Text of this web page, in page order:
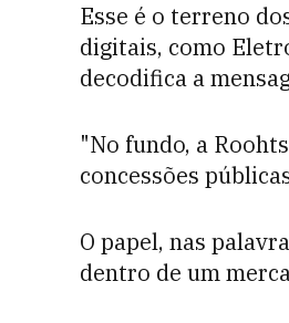
Esse é o terreno
digitais, como
decodifica a
"No fundo, a
concessões
O papel, nas
dentro de um